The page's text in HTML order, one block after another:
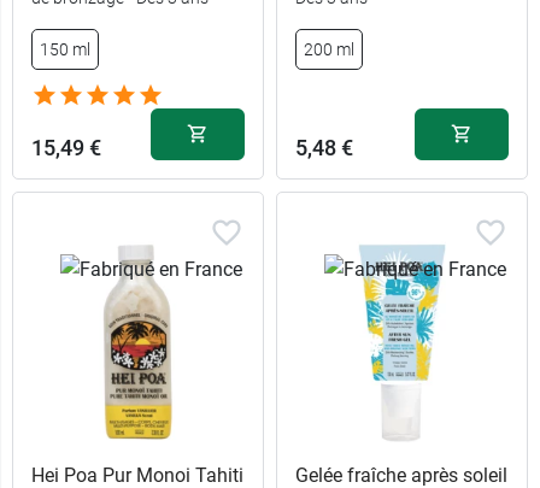
2,89 €
100 ml
150 ml
15,49 €
200 ml
5,48 €
Hei Poa Pur Monoi Tahiti
Gelée fraîche après soleil